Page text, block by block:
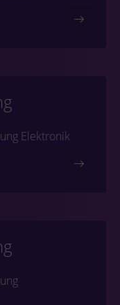
Elektronik